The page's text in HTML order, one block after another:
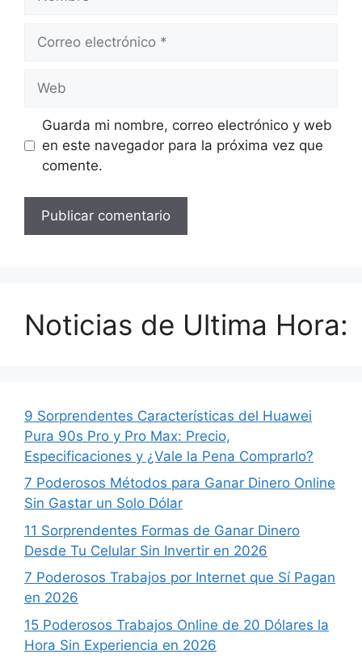
Correo
Web
Guarda mi nombre, correo electrónico y web
en este navegador para la próxima vez que
comente.
Noticias de Ultima Hora:
9 Sorprendentes Características del Huawei
Pura 90s Pro y Pro Max: Precio,
Especificaciones y ¿Vale la Pena Comprarlo?
7 Poderosos Métodos para Ganar Dinero Online
Sin Gastar un Solo Dólar
11 Sorprendentes Formas de Ganar Dinero
Desde Tu Celular Sin Invertir en 2026
7 Poderosos Trabajos por Internet que Sí Pagan
en 2026
15 Poderosos Trabajos Online de 20 Dólares la
Hora Sin Experiencia en 2026